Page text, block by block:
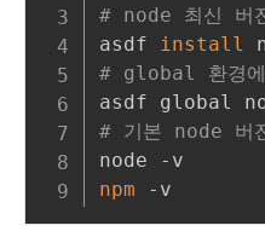
# node 최신 버
asdf install
# global 환경에
# 기본 node 버
npm